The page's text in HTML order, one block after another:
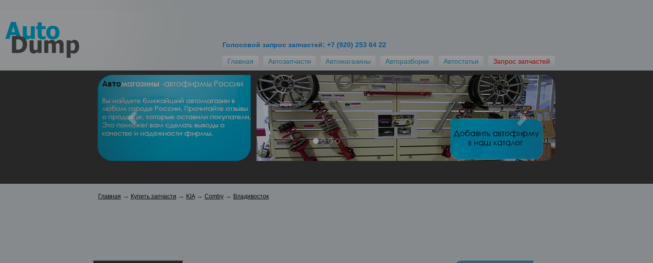
Голосовой запрос запчастей: +7 (920) 253 64 22
Главная Автозапчасти Автомагазины Авторазборки Автостатьи Запрос запчастей
Главная → Купить запчасти → KIA → Comby → Владивосток
Выберите лучшую цену из десятков предложений, отправив один
Скрыть Запрос запчастей